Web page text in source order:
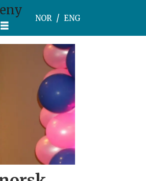
NOR ENG